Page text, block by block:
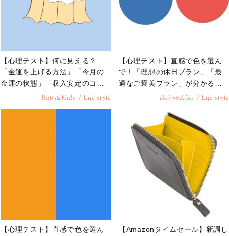
【心理テスト】何に見える？
「金運を上げる方法」「今月の
金運の状態」「収入安定のコ
ツ」が分かる診断
Baby&Kids / Life style
【心理テスト】直感で色を選ん
で！「理想の休日プラン」「最
適なご褒美プラン」が分かる診
Baby&Kids / Life style
【心理テスト】直感で色を選ん
【Amazonタイムセール】新調し